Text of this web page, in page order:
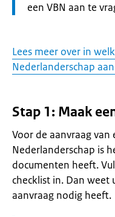
een VBN aan te
Lees meer over in
Nederlanderschap
Stap 1: Maak
Voor de aanvraag van
Nederlanderschap is
documenten heeft.
checklist in. Dan weet
aanvraag nodig heeft.